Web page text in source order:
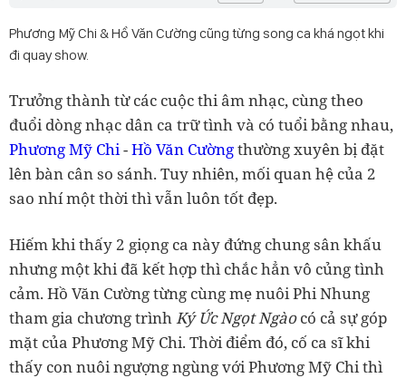
Phương Mỹ Chi & Hồ Văn Cường cũng từng song ca khá ngọt khi
đi quay show.
Trưởng thành từ các cuộc thi âm nhạc, cùng theo
đuổi dòng nhạc dân ca trữ tình và có tuổi bằng nhau,
Phương Mỹ Chi-Hồ Văn Cườngthường xuyên bị đặt
lên bàn cân so sánh. Tuy nhiên, mối quan hệ của 2
sao nhí một thời thì vẫn luôn tốt đẹp.
Hiếm khi thấy 2 giọng ca này đứng chung sân khấu
nhưng một khi đã kết hợp thì chắc hẳn vô củng tình
cảm. Hồ Văn Cường từng cùng mẹ nuôi Phi Nhung
tham gia chương trìnhKý Ức Ngọt Ngàocó cả sự góp
mặt của Phương Mỹ Chi. Thời điểm đó, cố ca sĩ khi
thấy con nuôi ngượng ngùng với Phương Mỹ Chi thì